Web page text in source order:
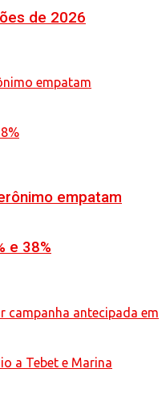
de 2026
empatam
e 38%